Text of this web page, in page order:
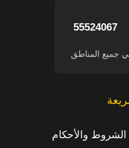
55524067
جميع المناطق
الشروط والأحكام